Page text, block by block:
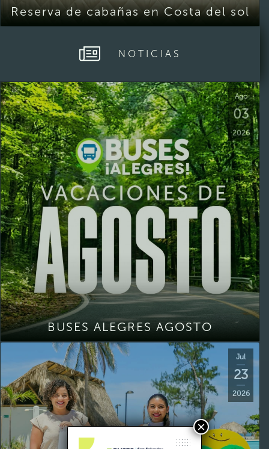
Reserva de cabañas en Costa del sol
NOTICIAS
Ago
03
2026
BUSES ALEGRES AGOSTO
Jul
23
2026
×